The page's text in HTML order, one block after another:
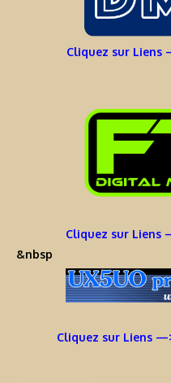
Cliquez sur Liens
Cliquez sur Liens
&nbsp
Cliquez sur Liens